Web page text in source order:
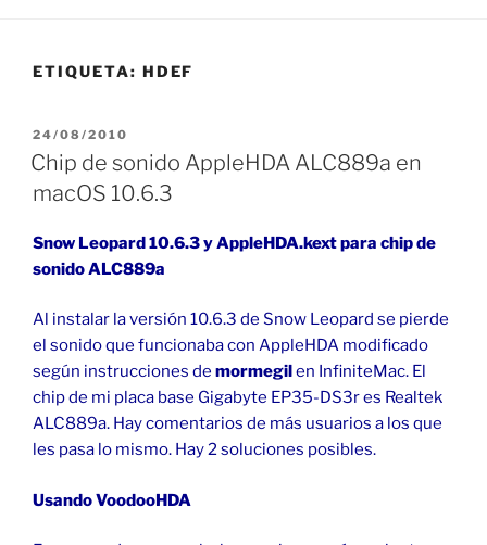
ETIQUETA: HDEF
PUBLICADO
EL
24/08/2010
Chip de sonido AppleHDA ALC889a en
macOS 10.6.3
Snow Leopard 10.6.3 y AppleHDA.kext para chip de
sonido ALC889a
Al instalar la versión 10.6.3 de Snow Leopard se pierde
el sonido que funcionaba con AppleHDA modificado
según instrucciones de mormegilen InfiniteMac. El
chip de mi placa base Gigabyte EP35-DS3r es Realtek
ALC889a. Hay comentarios de más usuarios a los que
les pasa lo mismo. Hay 2 soluciones posibles.
Usando VoodooHDA